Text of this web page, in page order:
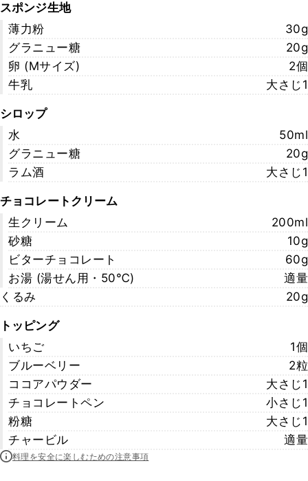
スポンジ生地
薄力粉
30g
グラニュー糖
20g
卵 (Mサイズ)
2個
牛乳
大さじ1
シロップ
水
50ml
グラニュー糖
20g
ラム酒
大さじ1
チョコレートクリーム
生クリーム
200ml
砂糖
10g
ビターチョコレート
60g
お湯 (湯せん用・50℃)
適量
くるみ
20g
トッピング
いちご
1個
ブルーベリー
2粒
ココアパウダー
大さじ1
チョコレートペン
小さじ1
粉糖
大さじ1
チャービル
適量
料理を安全に楽しむための注意事項